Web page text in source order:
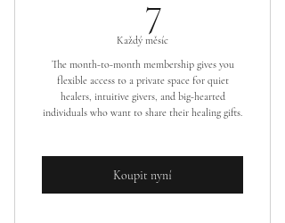
will never be shared
Weekly community sessions led by
Dr.Lenka
Private access to share, give
Spiritual Reset: Protect, Clear,
Retrieve & Restore
7
Každý měsíc
The month-to-month membership gives you
flexible access to a private space for quiet
healers, intuitive givers, and big-hearted
individuals who want to share their healing gifts.
Koupit nyní